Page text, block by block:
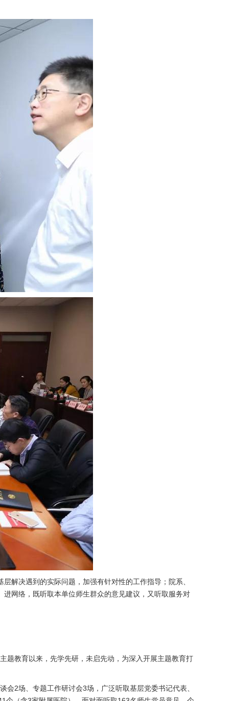
解决遇到的实际问题，加强有针对性的工作指导；院系、
网络，既听取本单位师生群众的意见建议，又听取服务对
题教育以来，先学先研，未启先动，为深入开展主题教育打
2场、专题工作研讨会3场，广泛听取基层党委书记代表、